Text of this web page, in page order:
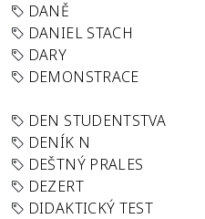
DANĚ
DANIEL STACH
DARY
DEMONSTRACE
DEN STUDENTSTVA
DENÍK N
DEŠTNÝ PRALES
DEZERT
DIDAKTICKÝ TEST